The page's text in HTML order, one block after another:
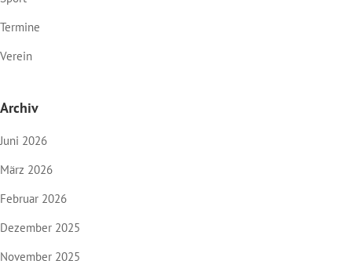
Termine
Verein
Archiv
Juni 2026
März 2026
Februar 2026
Dezember 2025
November 2025